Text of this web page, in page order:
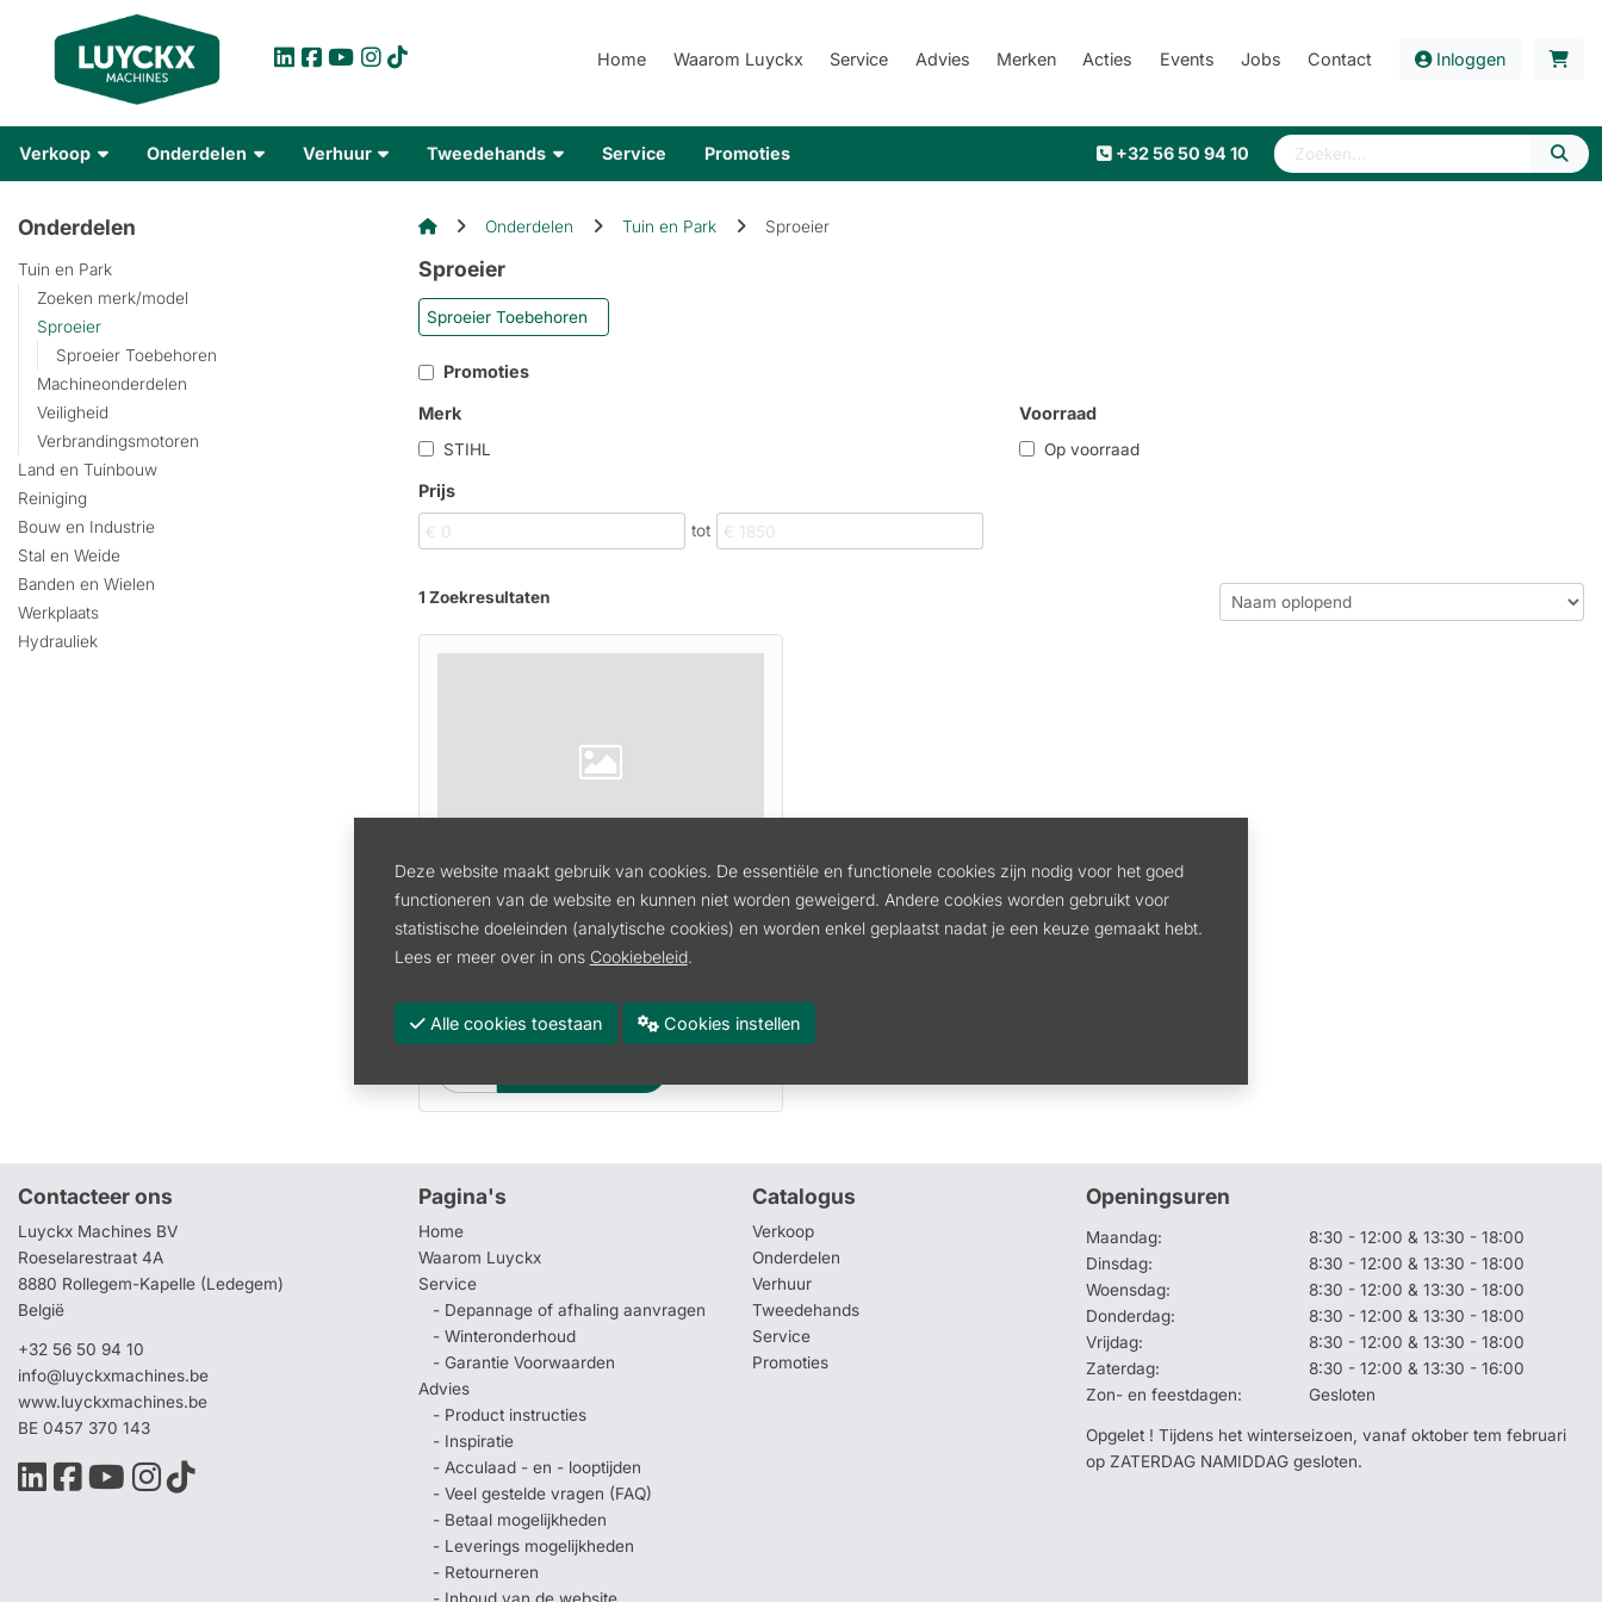
Home Waarom Luyckx Service Advies Merken Acties Events Jobs Contact Inloggen
Verkoop Onderdelen Verhuur Tweedehands Service Promoties +32 56 50 94 10
Onderdelen
Tuin en Park
Zoeken merk/model
Sproeier
Sproeier Toebehoren
Machineonderdelen
Veiligheid
Verbrandingsmotoren
Land en Tuinbouw
Reiniging
Bouw en Industrie
Stal en Weide
Banden en Wielen
Werkplaats
Hydrauliek
Onderdelen Tuin en Park Sproeier
Sproeier
Sproeier Toebehoren
Promoties
Merk
STIHL
Voorraad
Op voorraad
Prijs
tot
1 Zoekresultaten
SPUITLANS STIHL SG20
Artikel:42475000901
22.31 excl. btw
Contacteer ons
Luyckx Machines BV
Roeselarestraat 4A
8880 Rollegem-Kapelle (Ledegem)
België
+32 56 50 94 10
info@luyckxmachines.be
www.luyckxmachines.be
BE 0457 370 143
Pagina's
Home
Waarom Luyckx
Service
- Depannage of afhaling aanvragen
- Winteronderhoud
- Garantie Voorwaarden
Advies
- Product instructies
- Inspiratie
- Acculaad - en - looptijden
- Veel gestelde vragen (FAQ)
- Betaal mogelijkheden
- Leverings mogelijkheden
- Retourneren
Catalogus
Verkoop
Onderdelen
Verhuur
Tweedehands
Service
Promoties
Openingsuren
Maandag:
8:30 - 12:00 & 13:30 - 18:00
Dinsdag:
8:30 - 12:00 & 13:30 - 18:00
Woensdag:
8:30 - 12:00 & 13:30 - 18:00
Donderdag:
8:30 - 12:00 & 13:30 - 18:00
Vrijdag:
8:30 - 12:00 & 13:30 - 18:00
Zaterdag:
8:30 - 12:00 & 13:30 - 16:00
Zon- en feestdagen:
Gesloten
Opgelet ! Tijdens het winterseizoen, vanaf oktober tem februari
op ZATERDAG NAMIDDAG gesloten.
Deze website maakt gebruik van cookies. De essentiële en functionele cookies zijn nodig voor het goed
functioneren van de website en kunnen niet worden geweigerd. Andere cookies worden gebruikt voor
statistische doeleinden (analytische cookies) en worden enkel geplaatst nadat je een keuze gemaakt hebt.
Lees er meer over in ons Cookiebeleid.
Alle cookies toestaan Cookies instellen